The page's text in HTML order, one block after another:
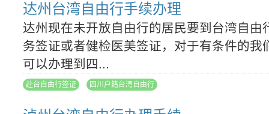
达州台湾自由行手续办理
达州现在未开放自由行的居民要到台湾自由
务签证或者健检医美签证，对于有条件的我
可以办理到四...
赴台自由行签证 四川户籍台湾自由行